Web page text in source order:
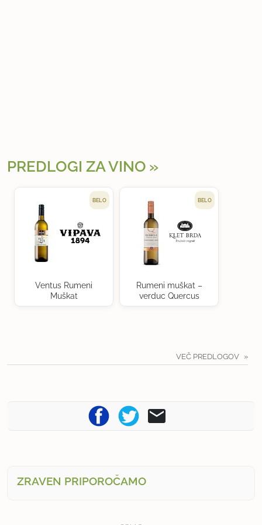
PREDLOGI ZA VINO
BELO
Ventus Rumeni
Muškat
BELO
Rumeni muškat –
verduc Quercus
VEČ PREDLOGOV
ZRAVEN PRIPOROČAMO